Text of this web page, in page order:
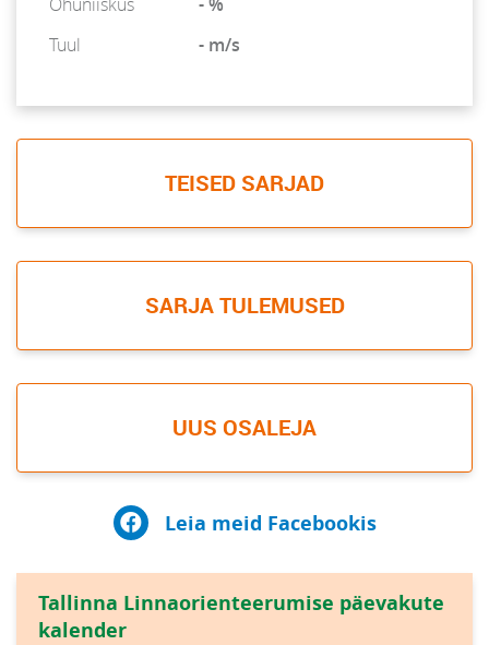
Tuul
- m/s
TEISED SARJAD
SARJA TULEMUSED
UUS OSALEJA
Leia meid Facebookis
Tallinna Linnaorienteerumise päevakute
kalender